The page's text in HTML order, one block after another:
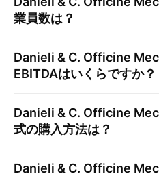
業員数は？
Danieli & C. Officine
EBITDAはいくらですか？
Danieli & C. Officine
式の購入方法は？
Danieli & C. Officine